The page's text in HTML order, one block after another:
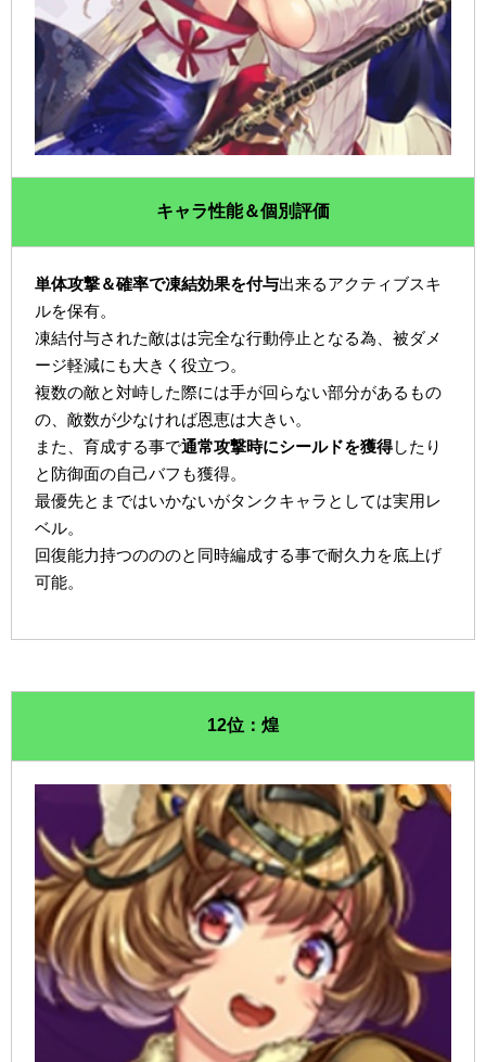
キャラ性能＆個別評価
単体攻撃＆確率で凍結効果を付与出来るアクティブスキ
ルを保有。
凍結付与された敵はは完全な行動停止となる為、被ダメ
ージ軽減にも大きく役立つ。
複数の敵と対峙した際には手が回らない部分があるもの
の、敵数が少なければ恩恵は大きい。
また、育成する事で通常攻撃時にシールドを獲得したり
と防御面の自己バフも獲得。
最優先とまではいかないがタンクキャラとしては実用レ
ベル。
回復能力持つのののと同時編成する事で耐久力を底上げ
可能。
12位：煌